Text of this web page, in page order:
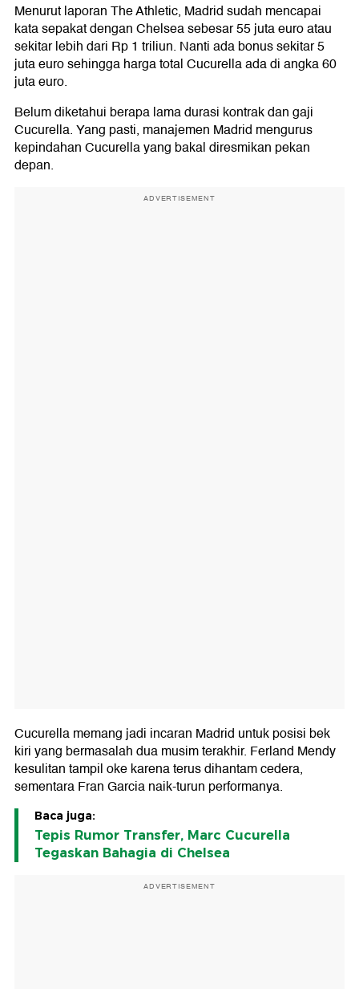
Menurut laporan The Athletic, Madrid sudah mencapai
kata sepakat dengan Chelsea sebesar 55 juta euro atau
sekitar lebih dari Rp 1 triliun. Nanti ada bonus sekitar 5
juta euro sehingga harga total Cucurella ada di angka 60
juta euro.
Belum diketahui berapa lama durasi kontrak dan gaji
Cucurella. Yang pasti, manajemen Madrid mengurus
kepindahan Cucurella yang bakal diresmikan pekan
depan.
ADVERTISEMENT
Cucurella memang jadi incaran Madrid untuk posisi bek
kiri yang bermasalah dua musim terakhir. Ferland Mendy
kesulitan tampil oke karena terus dihantam cedera,
sementara Fran Garcia naik-turun performanya.
Baca juga:
Tepis Rumor Transfer, Marc Cucurella
Tegaskan Bahagia di Chelsea
ADVERTISEMENT